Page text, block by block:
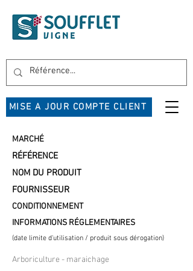
MISE A JOUR COMPTE CLIENT
MARCHÉ
RÉFÉRENCE
NOM DU PRODUIT
FOURNISSEUR
CONDITIONNEMENT
INFORMATIONS RÉGLEMENTAIRES
(date limite d'utilisation / produit sous dérogation)
Arboriculture - maraichage